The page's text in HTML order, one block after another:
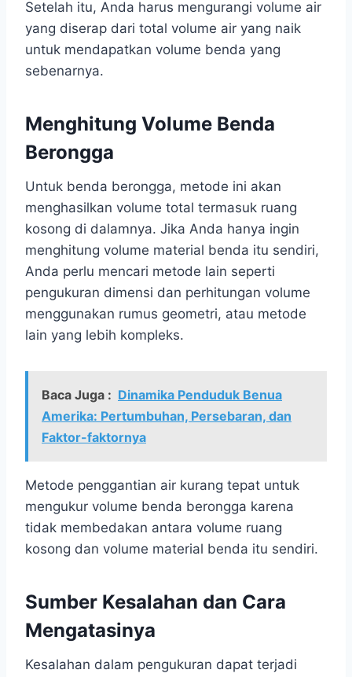
Setelah itu, Anda harus mengurangi volume air
yang diserap dari total volume air yang naik
untuk mendapatkan volume benda yang
sebenarnya.
Menghitung Volume Benda
Berongga
Untuk benda berongga, metode ini akan
menghasilkan volume total termasuk ruang
kosong di dalamnya. Jika Anda hanya ingin
menghitung volume material benda itu sendiri,
Anda perlu mencari metode lain seperti
pengukuran dimensi dan perhitungan volume
menggunakan rumus geometri, atau metode
lain yang lebih kompleks.
Baca Juga : Dinamika Penduduk Benua
Amerika: Pertumbuhan, Persebaran, dan
Faktor-faktornya
Metode penggantian air kurang tepat untuk
mengukur volume benda berongga karena
tidak membedakan antara volume ruang
kosong dan volume material benda itu sendiri.
Sumber Kesalahan dan Cara
Mengatasinya
Kesalahan dalam pengukuran dapat terjadi